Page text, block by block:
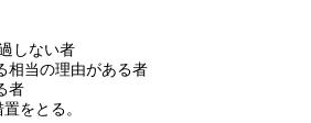
しない者
相当の理由がある者
者
をとる。